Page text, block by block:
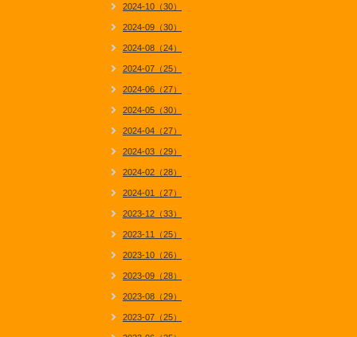
2024-10（30）
2024-09（30）
2024-08（24）
2024-07（25）
2024-06（27）
2024-05（30）
2024-04（27）
2024-03（29）
2024-02（28）
2024-01（27）
2023-12（33）
2023-11（25）
2023-10（26）
2023-09（28）
2023-08（29）
2023-07（25）